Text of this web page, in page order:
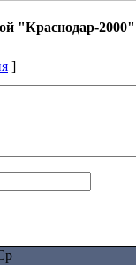
"Краснодар-
]